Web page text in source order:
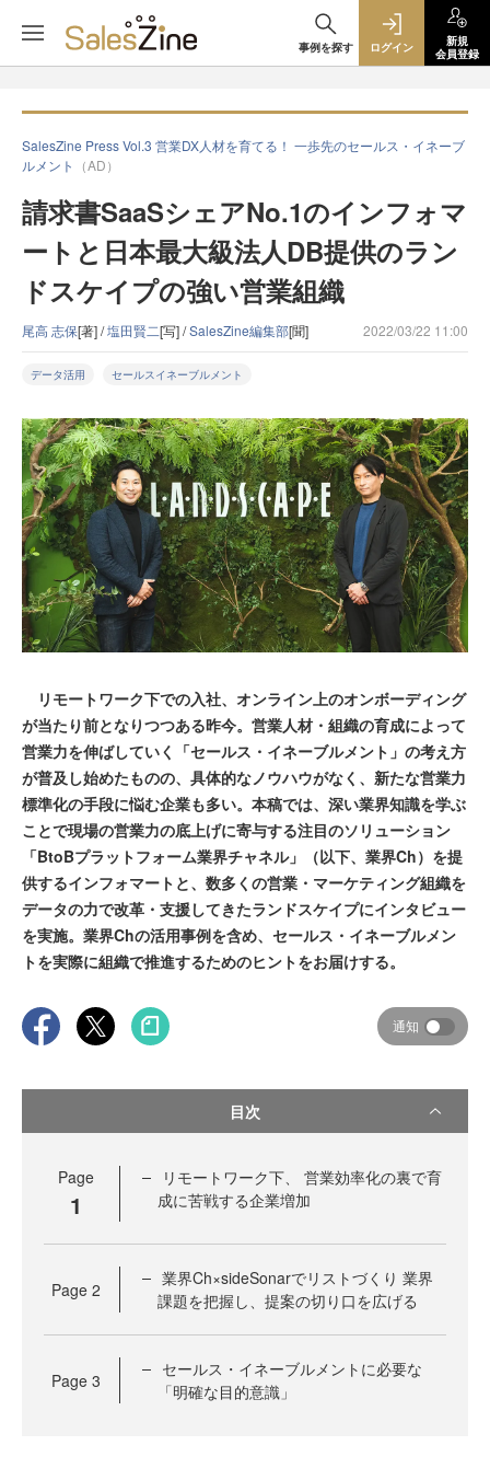
事例を探す ログイン
新規
会員登録
SalesZine Press Vol.3 営業DX人材を育てる！ 一歩先のセールス・イネーブ
ルメント
（AD）
請求書SaaSシェアNo.1のインフォマ
ートと日本最大級法人DB提供のラン
ドスケイプの強い営業組織
尾高 志保[著] /塩田賢二[写] /SalesZine編集部[聞] 2022/03/22 11:00
データ活用 セールスイネーブルメント
リモートワーク下での入社、オンライン上のオンボーディング
が当たり前となりつつある昨今。営業人材・組織の育成によって
営業力を伸ばしていく「セールス・イネーブルメント」の考え方
が普及し始めたものの、具体的なノウハウがなく、新たな営業力
標準化の手段に悩む企業も多い。本稿では、深い業界知識を学ぶ
ことで現場の営業力の底上げに寄与する注目のソリューション
「BtoBプラットフォーム業界チャネル」（以下、業界Ch）を提
供するインフォマートと、数多くの営業・マーケティング組織を
データの力で改革・支援してきたランドスケイプにインタビュー
を実施。業界Chの活用事例を含め、セールス・イネーブルメン
トを実際に組織で推進するためのヒントをお届けする。
通知
目次
Page
1
リモートワーク下、 営業効率化の裏で育
成に苦戦する企業増加
Page 2
業界Ch×sideSonarでリストづくり 業界
課題を把握し、提案の切り口を広げる
Page 3
セールス・イネーブルメントに必要な
「明確な目的意識」